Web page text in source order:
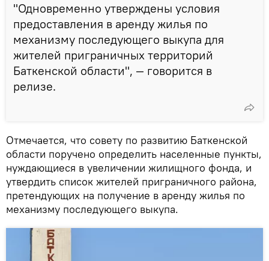
"Одновременно утверждены условия
предоставления в аренду жилья по
механизму последующего выкупа для
жителей приграничных территорий
Баткенской области", — говорится в
релизе.
Отмечается, что совету по развитию Баткенской
области поручено определить населенные пункты,
нуждающиеся в увеличении жилищного фонда, и
утвердить список жителей приграничного района,
претендующих на получение в аренду жилья по
механизму последующего выкупа.